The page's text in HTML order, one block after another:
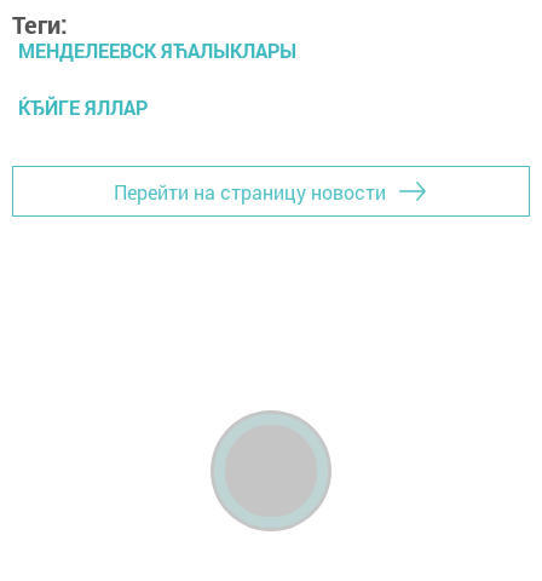
Теги:
МЕНДЕЛЕЕВСК ЯЋАЛЫКЛАРЫ
ЌЂЙГЕ ЯЛЛАР
Перейти на страницу новости